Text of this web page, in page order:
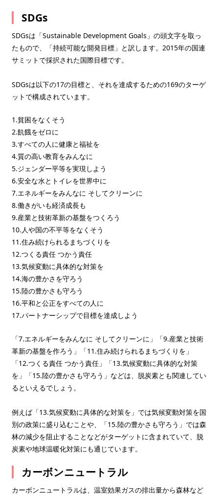
SDGs
SDGsは「Sustainable Development Goals」の頭文字を取っ
たもので、「持続可能な開発目標」と訳します。2015年の国連
サミットで採択された国際目標です。
SDGsは以下の17の目標と、それを達成するための169のターゲ
ットで構成されています。
1.貧困をなくそう
2.飢餓をゼロに
3.すべての人に健康と福祉を
4.質の高い教育をみんなに
5.ジェンダー平等を実現しよう
6.安全な水とトイレを世界中に
7.エネルギーをみんなに そしてクリーンに
8.働きがいも経済成長も
9.産業と技術革新の基盤をつくろう
10.人や国の不平等をなくそう
11.住み続けられるまちづくりを
12.つくる責任 つかう責任
13.気候変動に具体的な対策を
14.海の豊かさを守ろう
15.陸の豊かさも守ろう
16.平和と公正をすべての人に
17.パートナーシップで目標を達成しよう
「7.エネルギーをみんなに そしてクリーンに」「9.産業と技術
革新の基盤を作ろう」「11.住み続けられるまちづくりを」
「12.つくる責任 つかう責任」「13.気候変動に具体的な対策
を」「15.陸の豊かさも守ろう」などは、脱炭素とも関連してい
るといえるでしょう。
例えば「13.気候変動に具体的な対策を」では気候変動対策を国
別の政策に盛り込むことや、「15.陸の豊かさも守ろう」では森
林の減少を阻止することなどがターゲットに含まれていて、脱
炭素や地球温暖化対策にも通じています。
カーボンニュートラル
カーボンニュートラルは、温室効果ガスの排出量から森林など